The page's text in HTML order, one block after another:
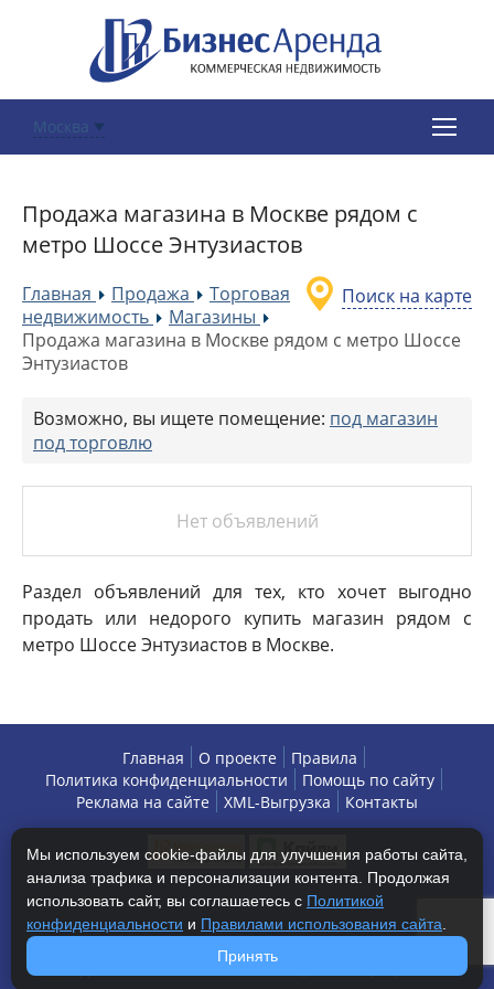
Москва
Продажа магазина в Москве рядом с
метро Шоссе Энтузиастов
Поиск на карте
Главная »Продажа »
Торговая
недвижимость
»Магазины
Продажа магазина в Москве рядом с метро Шоссе
Энтузиастов
Возможно, вы ищете помещение: под магазин
под торговлю
Нет объявлений
Раздел объявлений для тех, кто хочет выгодно
продать или недорого купить магазин рядом с
метро Шоссе Энтузиастов в Москве.
Главная О проекте
Правила
Политика конфиденциальности
Помощь по сайту
Реклама на сайте
XML-Выгрузка Контакты
Copyright © 2013-2026 БизнесАренда - коммерческая
недвижимость, г. Москва. Все права защищены.
Мы используем cookie-файлы для улучшения работы сайта,
анализа трафика и персонализации контента. Продолжая
использовать сайт, вы соглашаетесь с Политикой
конфиденциальности и Правилами использования сайта
Принять